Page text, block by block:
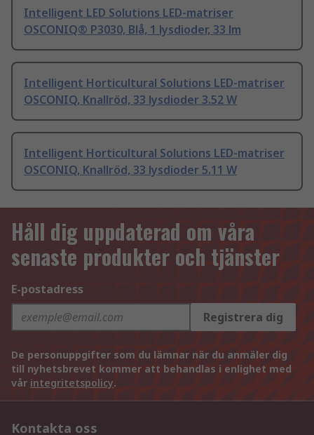
Intelligent LED Solutions LED-matriser
OSCONIQ® P3030, Blå, 1 lysdioder, 33 lm
Intelligent Horticultural Solutions LED-matriser
OSCONIQ, Knallröd, 33 lysdioder 3.52 W
Intelligent Horticultural Solutions LED-matriser
OSCONIQ, Knallröd, 33 lysdioder 5.11 W
Håll dig uppdaterad om våra
senaste produkter och tjänster
E-postadress
Registrera dig
De personuppgifter som du lämnar när du anmäler dig
till nyhetsbrevet kommer att behandlas i enlighet med
vår integritetspolicy.
Kontakta oss